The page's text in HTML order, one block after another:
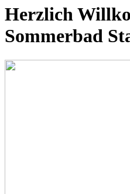
Herzlich
Sommerbad